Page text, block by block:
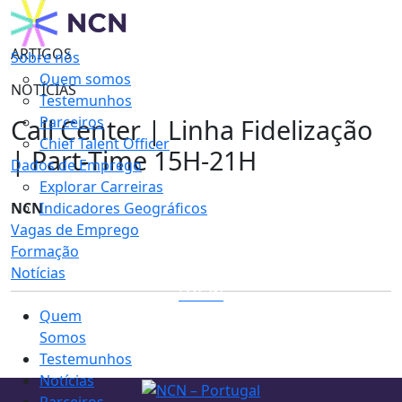
Sobre nós
Quem somos
Testemunhos
Parceiros
Chief Talent Officer
Dados de Emprego
Explorar Carreiras
Indicadores Geográficos
Vagas de Emprego
Formação
Notícias
LOGIN
Quem
Somos
Testemunhos
Notícias
ARTIGOS
NOTÍCIAS
Call Center | Linha Fidelização
| Part-Time 15H-21H
NCN